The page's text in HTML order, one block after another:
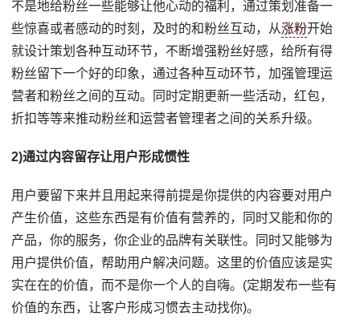
不是地给粉丝一些能够让他心动的福利，通过策划准备一
些惊喜或者感动的时刻，及时的和粉丝互动，从涨粉开始
就设计策划各种互动环节，不断增强粉丝好感，给所有得
粉丝留下一个好的印象，通过各种互动环节，加强管理运
营者和粉丝之间的互动。同时定期更新一些活动，红包，
折扣等等来推动粉丝和运营者管理者之间的关系升级。
2)通过内容留存让用户形成惯性
用户要留下来并且用起来得前提是你提供的内容要对用户
产生价值，这些东西是有价值有营养的，同时又能和你的
产品，你的服务，你企业的品牌有关联性。同时又能够为
用户提供价值，帮助用户解决问题。这里的价值应该是实
实在在的价值，而不是你一个人的自嗨。(定期发布一些有
价值的东西，让客户形成习惯去主动找你)。